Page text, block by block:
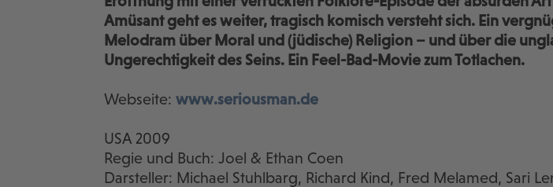
Amüsant geht es weiter, tragisch komisch versteht sich. Ein
Melodram über Moral und (jüdische) Religion – und über die
Ungerechtigkeit des Seins. Ein Feel-Bad-Movie zum Totlachen.
Webseite: www.seriousman.de
USA 2009
Regie und Buch: Joel & Ethan Coen
Darsteller: Michael Stuhlbarg, Richard Kind, Fred Melamed, Sari